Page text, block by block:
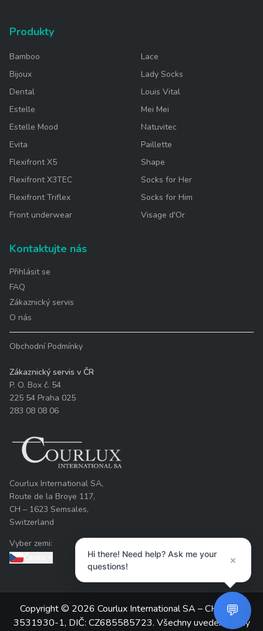
Produkty
Bamboo
Bijoux
Dental
Estelle
Estelle Mood
Evita
Flexifront X5
Flexifront X3TEC
Flexifront Triflex
Front underwear
Lace
Lady Socks
Louis Vital
Mei Mei
Natuvitec
Paillette
Shape
Socks for Her
Socks for Him
Visage d'Or
Kontaktujte nás
Přihlásit se
FAQ
Zákaznický servis
O nás
Obchodní Podmínky
Zákaznický servis v ČR
P. O. Box č. 54
225 54 Praha 025
283 08 08 06
Courlux International SA,
Route de la Broye 117,
CH – 1623 Semsales,
Switzerland
Vyber zemi:
Copyright © 2026 Courlux International SA – CH-217-
3531930-1, DIČ: CZ685585723. Všechny uvedené ceny
💬
Hi there! Need help? Ask me your
questions!
×